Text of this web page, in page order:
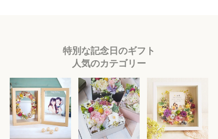
特別な記念日のギフト
人気のカテゴリー